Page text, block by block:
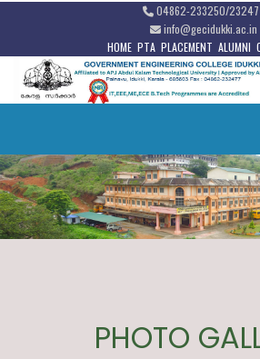
04862-233250/
info@gecidukki.ac.in
HOME PTA PLACEMENT ALUMNI
PHOTO